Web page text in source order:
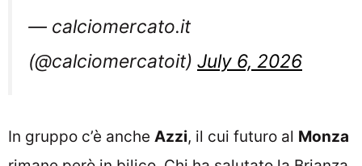
— calciomercato.it
(@calciomercatoit) July 6, 2026
In gruppo c’è anche Azzi, il cui futuro al Monza